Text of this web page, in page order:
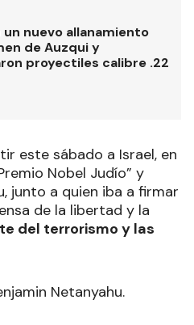
un nuevo allanamiento
de Auzqui y
proyectiles calibre .22
este sábado a Israel, en
Nobel Judío” y
junto a quien iba a firmar
de la libertad y la
del terrorismo y las